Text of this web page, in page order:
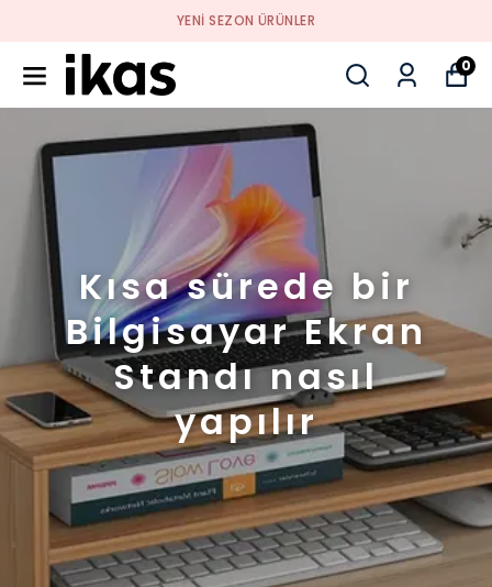
YENI SEZON ÜRÜNLER
0
Kısa sürede bir
Bilgisayar Ekran
Standı nasıl
yapılır